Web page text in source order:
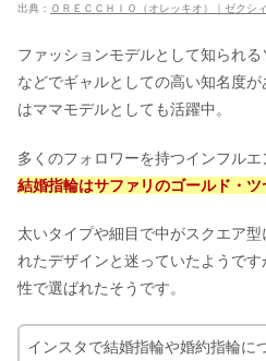
出典： ＯＲＥＣＣＨＩＯ（オレッキオ）｜ゼクシ
ファッションモデルとして知られ
などでギャルとしての高い知名度
はママモデルとしても活躍中。
多くのフォロワーを持つインフルエ
結婚指輪はサファリのゴールド・
太いタイプや細目で中がスクエア
れたデザインと迷っていたようで
性で選ばれたそうです。
インスタで結婚指輪や婚約指輪に